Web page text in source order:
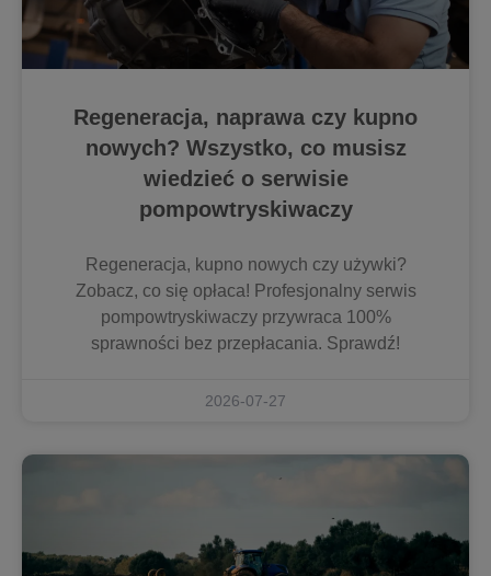
Regeneracja, naprawa czy kupno
nowych? Wszystko, co musisz
wiedzieć o serwisie
pompowtryskiwaczy
Regeneracja, kupno nowych czy używki?
Zobacz, co się opłaca! Profesjonalny serwis
pompowtryskiwaczy przywraca 100%
sprawności bez przepłacania. Sprawdź!
2026-07-27